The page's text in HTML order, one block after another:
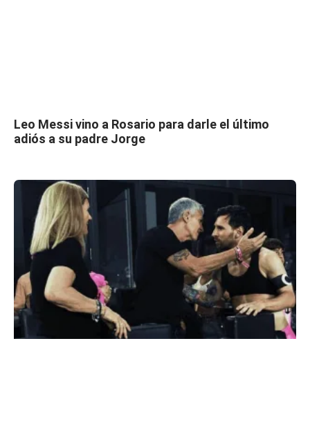
Leo Messi vino a Rosario para darle el último
adiós a su padre Jorge